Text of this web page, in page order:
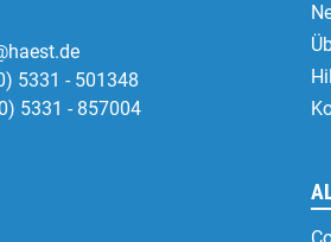
5331 - 501348
5331 - 857004